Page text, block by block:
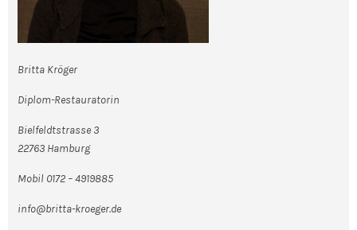
Britta Kröger
Diplom-Restauratorin
Bielfeldtstrasse 3
22763 Hamburg
Mobil 0172 – 4919885
info@britta-kroeger.de